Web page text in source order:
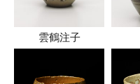
雲鶴注子